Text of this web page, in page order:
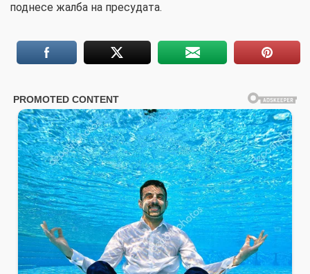
поднесе жалба на пресудата.